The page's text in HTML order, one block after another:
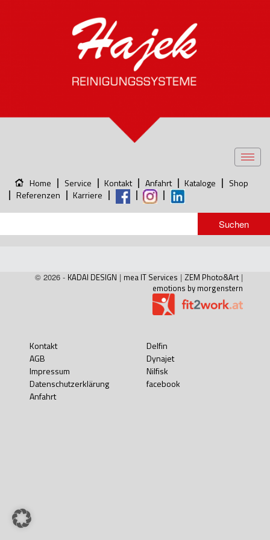
Home Service Kontakt Anfahrt Kataloge
Shop
Referenzen
Karriere
© 2026 - KADAI DESIGN | mea IT Services | ZEM Photo&Art |
emotions by morgenstern
Kontakt
AGB
Impressum
Datenschutzerklärung
Anfahrt
Delfin
Dynajet
Nilfisk
facebook